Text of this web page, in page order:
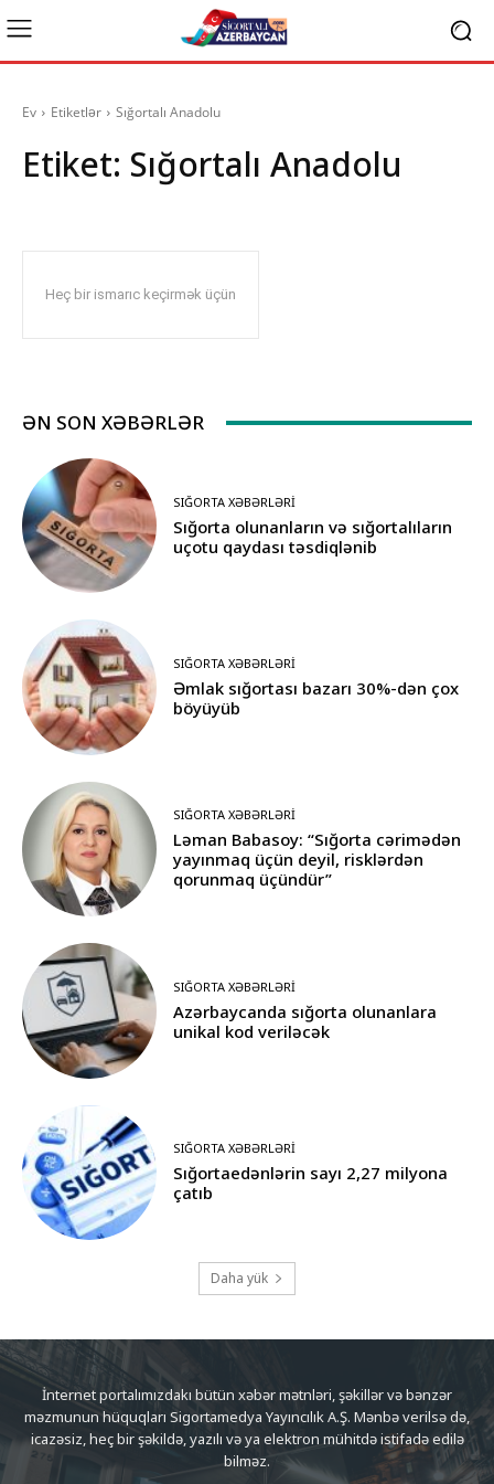
Ev Etiketlər Sığortalı Anadolu
Etiket: Sığortalı Anadolu
Heç bir ismarıc keçirmək üçün
ƏN SON XƏBƏRLƏR
SIĞORTA XƏBƏRLƏRI
Sığorta olunanların və sığortalıların
uçotu qaydası təsdiqlənib
SIĞORTA XƏBƏRLƏRI
Əmlak sığortası bazarı 30%-dən çox
böyüyüb
SIĞORTA XƏBƏRLƏRI
Ləman Babasoy: “Sığorta cərimədən
yayınmaq üçün deyil, risklərdən
qorunmaq üçündür”
SIĞORTA XƏBƏRLƏRI
Azərbaycanda sığorta olunanlara
unikal kod veriləcək
SIĞORTA XƏBƏRLƏRI
Sığortaedənlərin sayı 2,27 milyona
çatıb
Daha yük
İnternet portalımızdakı bütün xəbər mətnləri, şəkillər və bənzər
məzmunun hüquqları Sigortamedya Yayıncılık A.Ş. Mənbə verilsə də,
icazəsiz, heç bir şəkildə, yazılı və ya elektron mühitdə istifadə edilə
bilməz.